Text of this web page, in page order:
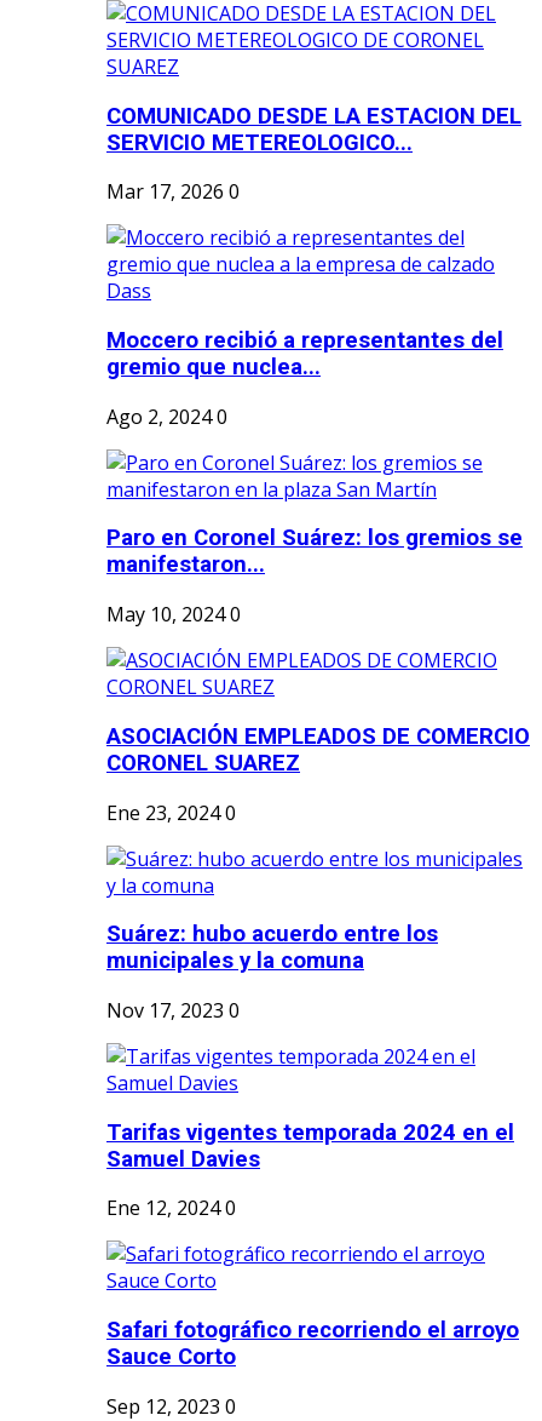
COMUNICADO DESDE LA ESTACION DEL
SERVICIO METEREOLOGICO...
Mar 17, 2026 0
Moccero recibió a representantes del
gremio que nuclea...
Ago 2, 20240
Paro en Coronel Suárez: los gremios se
manifestaron...
May 10, 20240
ASOCIACIÓN EMPLEADOS DE COMERCIO
CORONEL SUAREZ
Ene 23, 20240
Suárez: hubo acuerdo entre los
municipales y la comuna
Nov 17, 2023 0
Tarifas vigentes temporada 2024 en el
Samuel Davies
Ene 12, 20240
Safari fotográfico recorriendo el arroyo
Sauce Corto
Sep 12, 2023 0